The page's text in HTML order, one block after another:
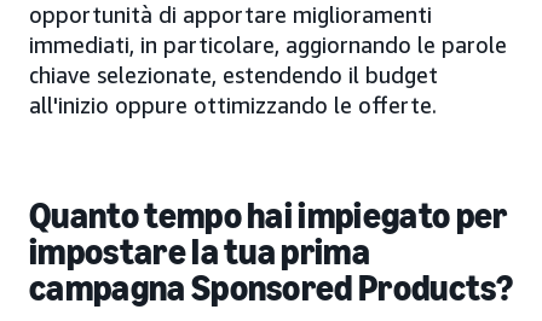
opportunità di apportare miglioramenti
immediati, in particolare, aggiornando le parole
chiave selezionate, estendendo il budget
all'inizio oppure ottimizzando le offerte.
Quanto tempo hai impiegato per
impostare la tua prima
campagna Sponsored Products?